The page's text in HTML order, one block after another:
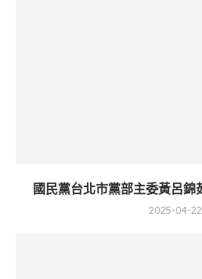
國民黨台北市黨部主委黃呂
2025-04-22